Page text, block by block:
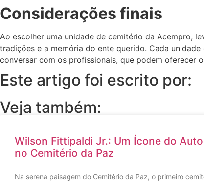
Considerações finais
Ao escolher uma unidade de cemitério da Acempro,
tradições e a memória do ente querido. Cada
conversar com os profissionais, que podem oferecer
Este artigo foi escrito por:
Veja também:
Wilson Fittipaldi Jr.: Um Ícone do
no Cemitério da Paz
Na serena paisagem do Cemitério da Paz, o primeiro